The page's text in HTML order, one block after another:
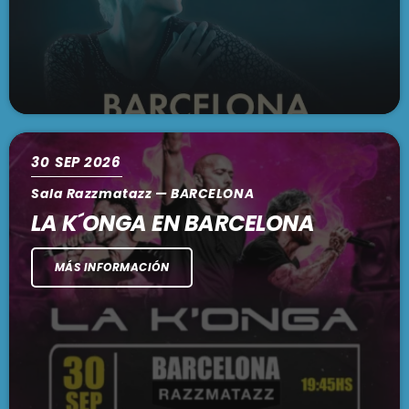
30 SEP 2026
Sala Razzmatazz — BARCELONA
LA K´ONGA EN BARCELONA
MÁS INFORMACIÓN